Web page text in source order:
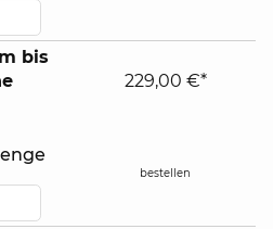
bis
229,00 €*
bestellen